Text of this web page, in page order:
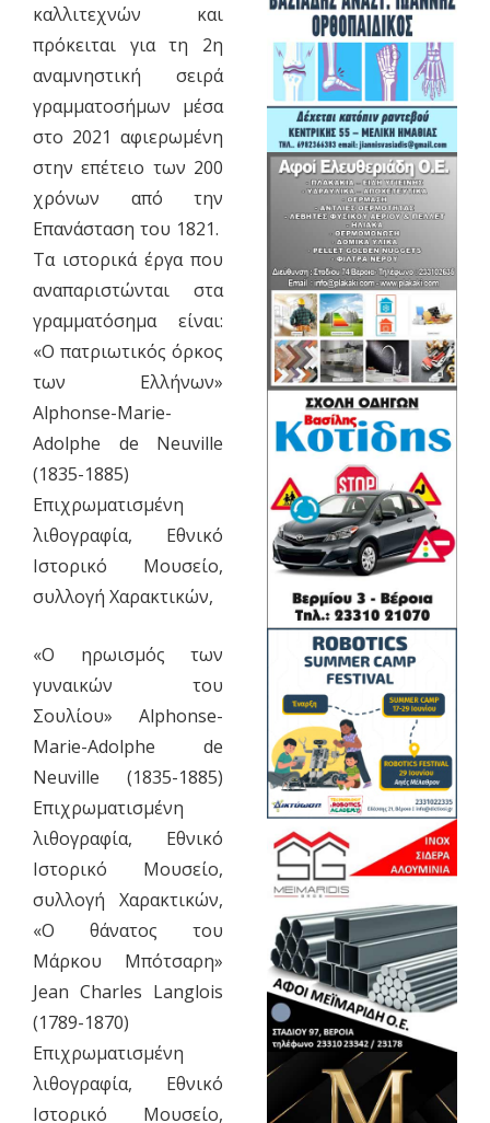
καλλιτεχνών και
πρόκειται για τη 2η
αναμνηστική σειρά
γραμματοσήμων μέσα
στο 2021 αφιερωμένη
στην επέτειο των 200
χρόνων από την
Επανάσταση του 1821.
Τα ιστορικά έργα που
αναπαριστώνται στα
γραμματόσημα είναι:
«O πατριωτικός όρκος
των Ελλήνων»
Alphonse-Marie-
Adolphe de Neuville
(1835-1885)
Επιχρωματισμένη
λιθογραφία, Εθνικό
Ιστορικό Μουσείο,
συλλογή Χαρακτικών,
«Ο ηρωισμός των
γυναικών του
Σουλίου» Alphonse-
Marie-Adolphe de
Neuville (1835-1885)
Eπιχρωματισμένη
λιθογραφία, Εθνικό
Ιστορικό Μουσείο,
συλλογή Χαρακτικών,
«Ο θάνατος του
Μάρκου Μπότσαρη»
Jean Charles Langlois
(1789-1870)
Επιχρωματισμένη
λιθογραφία, Εθνικό
Ιστορικό Μουσείο,